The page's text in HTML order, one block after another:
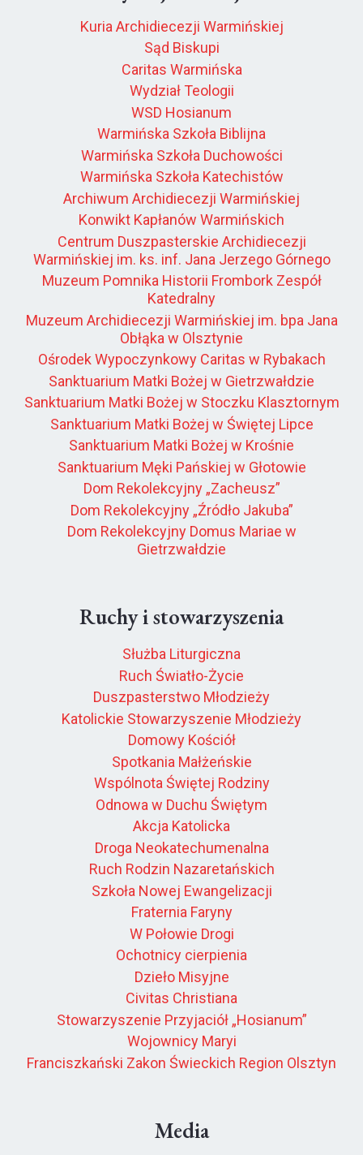
Kuria Archidiecezji Warmińskiej
Sąd Biskupi
Caritas Warmińska
Wydział Teologii
WSD Hosianum
Warmińska Szkoła Biblijna
Warmińska Szkoła Duchowości
Warmińska Szkoła Katechistów
Archiwum Archidiecezji Warmińskiej
Konwikt Kapłanów Warmińskich
Centrum Duszpasterskie Archidiecezji
Warmińskiej im. ks. inf. Jana Jerzego Górnego
Muzeum Pomnika Historii Frombork Zespół
Katedralny
Muzeum Archidiecezji Warmińskiej im. bpa Jana
Obłąka w Olsztynie
Ośrodek Wypoczynkowy Caritas w Rybakach
Sanktuarium Matki Bożej w Gietrzwałdzie
Sanktuarium Matki Bożej w Stoczku Klasztornym
Sanktuarium Matki Bożej w Świętej Lipce
Sanktuarium Matki Bożej w Krośnie
Sanktuarium Męki Pańskiej w Głotowie
Dom Rekolekcyjny „Zacheusz”
Dom Rekolekcyjny „Źródło Jakuba”
Dom Rekolekcyjny Domus Mariae w
Gietrzwałdzie
Ruchy i stowarzyszenia
Służba Liturgiczna
Ruch Światło-Życie
Duszpasterstwo Młodzieży
Katolickie Stowarzyszenie Młodzieży
Domowy Kościół
Spotkania Małżeńskie
Wspólnota Świętej Rodziny
Odnowa w Duchu Świętym
Akcja Katolicka
Droga Neokatechumenalna
Ruch Rodzin Nazaretańskich
Szkoła Nowej Ewangelizacji
Fraternia Faryny
W Połowie Drogi
Ochotnicy cierpienia
Dzieło Misyjne
Civitas Christiana
Stowarzyszenie Przyjaciół „Hosianum”
Wojownicy Maryi
Franciszkański Zakon Świeckich Region Olsztyn
Media